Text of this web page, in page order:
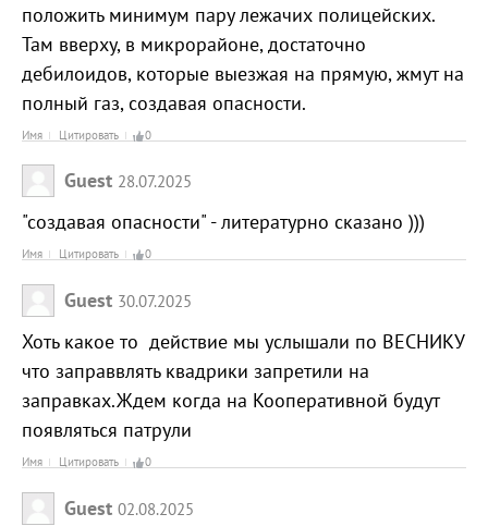
положить минимум пару лежачих полицейских.
Там вверху, в микрорайоне, достаточно
дебилоидов, которые выезжая на прямую, жмут на
полный газ, создавая опасности.
Имя Цитировать 0
Guest 28.07.2025
"создавая опасности" - литературно сказано )))
Имя Цитировать 0
Guest 30.07.2025
Хоть какое то действие мы услышали по ВЕСНИКУ
что заправвлять квадрики запретили на
заправках.Ждем когда на Кооперативной будут
появляться патрули
Имя Цитировать 0
Guest 02.08.2025